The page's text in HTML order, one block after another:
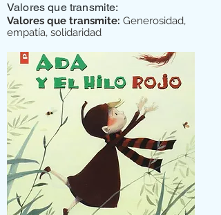
Valores que transmite:
Valores que transmite: Generosidad,
empatía, solidaridad